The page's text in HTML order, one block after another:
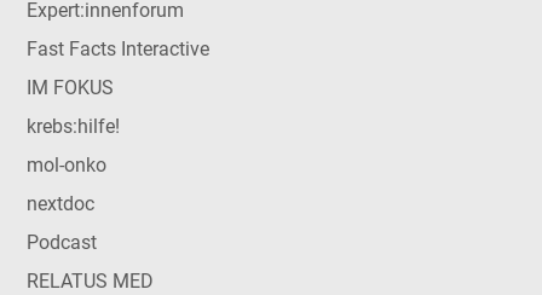
Expert:innenforum
Fast Facts Interactive
IM FOKUS
krebs:hilfe!
mol-onko
nextdoc
Podcast
RELATUS MED